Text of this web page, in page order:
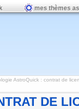
mes thèmes
AstroQuick : contrat de
DE